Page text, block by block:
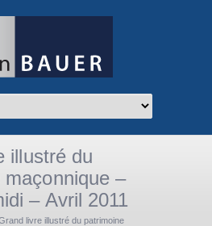
illustré du
–
– Avril 2011
livre illustré du patrimoine